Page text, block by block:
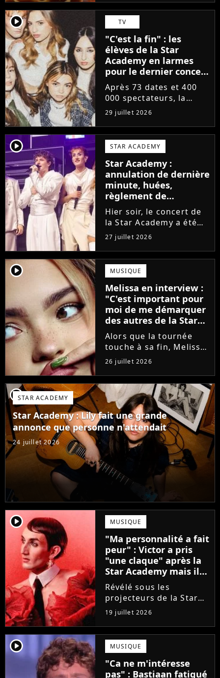
professeurs après les
départs annoncés de
Michael Goldman, Lucie
Bernardoni et Marlène
Schaff. La...
player2 TV
"C'est la fin" : les
élèves de la Star
Academy en larmes
pour le dernier concert
de la tournée
Après 73 dates et 400
000 spectateurs, la
tournée de la Star
Academy vient de se
terminer dans les
larmes. Sur les réseaux
sociaux, les élèves
adressent un dernier
message au public...
29 juillet 2026
player2 STAR ACADEMY
Star Academy :
annulation de dernière
minute, huées,
règlement de
comptes... Que s'est-il
passé au concert de
Bayonne hier soir ?
Hier soir, le concert de
la Star Academy a été
mouvementé. Quelques
minutes avant le show,
trois élèves ont
annoncé ne pas vouloir
monter sur scène pour
des raisons politiques.
Leur...
27 juillet 2026
player2 MUSIQUE
Melissa en interview :
"C'est important pour
moi de me démarquer
des autres de la Star
Academy"
Alors que la tournée
touche à sa fin, Melissa
se confie en interview
sur Volum sur la
création de son EP tout
va bien (j'crois), son
envie de gommer
l'étiquette Star
Academy, le jeu...
26 juillet 2026
player2STAR ACADEMY
Star Academy : Lily fait une grande
annonce que personne n'attendait
24 juillet 2026
player2 MUSIQUE
"Ma personnalité a fait
peur" : Victor a pris
"une claque" après la
Star Academy mais il
en est ressorti plus
fort (interview)
Révélé sous les
projecteurs de la Star
Academy, Victor a fait
face à la réalité brutale
de l'industrie musicale
après sa sortie de
l'émission. Face à des
maisons de disques
frileuses,...
19 juillet 2026
player2 MUSIQUE
"Ca ne m'intéresse
pas" : Bastiaan fatigué